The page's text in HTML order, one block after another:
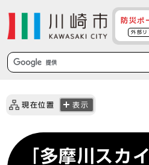
防災ポ
外部リ
現在位置 表示
「多摩川スカ